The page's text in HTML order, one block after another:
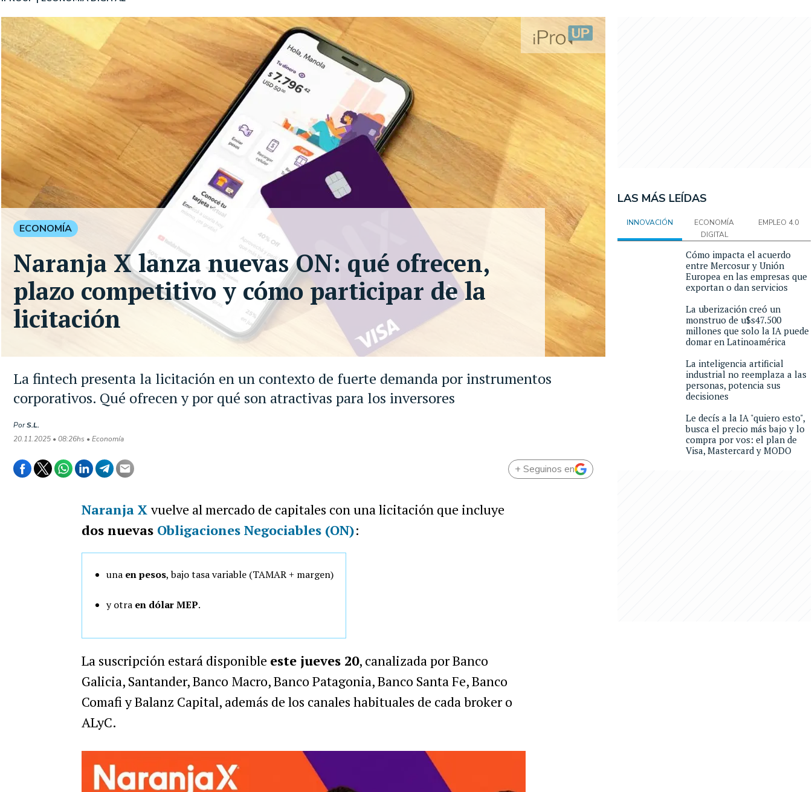
La fintech presenta la licitación en un contexto de fuerte demanda por instrumentos
corporativos. Qué ofrecen y por qué son atractivas para los inversores
PorS.L.
20.11.2025 • 08:26hs • Economía
ECONOMÍA
Naranja X lanza nuevas ON: qué ofrecen,
plazo competitivo y cómo participar de la
licitación
+ Seguinos en
Naranja X vuelve al mercado de capitales con una licitación que incluye
dos nuevas Obligaciones Negociables (ON):
una en pesos, bajo tasa variable (TAMAR + margen)
y otra en dólar MEP.
La suscripción estará disponible este jueves 20, canalizada por Banco
Galicia, Santander, Banco Macro, Banco Patagonia, Banco Santa Fe, Banco
Comafi y Balanz Capital, además de los canales habituales de cada broker o
ALyC.
LAS MÁS LEÍDAS
INNOVACIÓN
ECONOMÍA
DIGITAL
EMPLEO 4.0
Cómo impacta el acuerdo
entre Mercosur y Unión
Europea en las empresas que
exportan o dan servicios
La uberización creó un
monstruo de u$s47.500
millones que solo la IA puede
domar en Latinoamérica
La inteligencia artificial
industrial no reemplaza a las
personas, potencia sus
decisiones
Le decís a la IA "quiero esto",
busca el precio más bajo y lo
compra por vos: el plan de
Visa, Mastercard y MODO